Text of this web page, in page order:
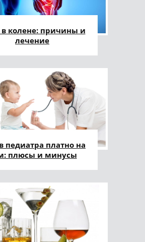
колене: причины и
лечение
педиатра платно на
плюсы и минусы